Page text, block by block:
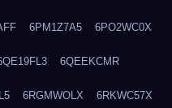
6PM1Z7A5 6PO2WC0X
6QEEKCMR
6RGMWOLX 6RKWC57X